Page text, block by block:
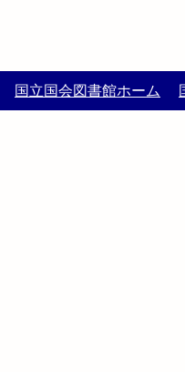
国立国会図書館ホーム